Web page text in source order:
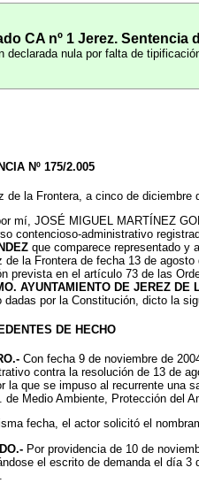
CA nº 1 Jerez.
declarada nula por falta de
Nº 175/2.005
de la Frontera, a cinco de diciembre
mí, JOSÉ MIGUEL MARTÍNEZ
contencioso-administrativo
que comparece representado y
de la Frontera de fecha 13 de
prevista en el artículo 73 de las
AYUNTAMIENTO DE JEREZ DE
dadas por la Constitución, dicto la
DE HECHO
Con fecha 9 de noviembre de
contra la resolución de 13 de
la que se impuso al recurrente una
de Medio Ambiente, Protección del
fecha, el actor solicitó el
Por providencia de 10 de
el escrito de demanda el día